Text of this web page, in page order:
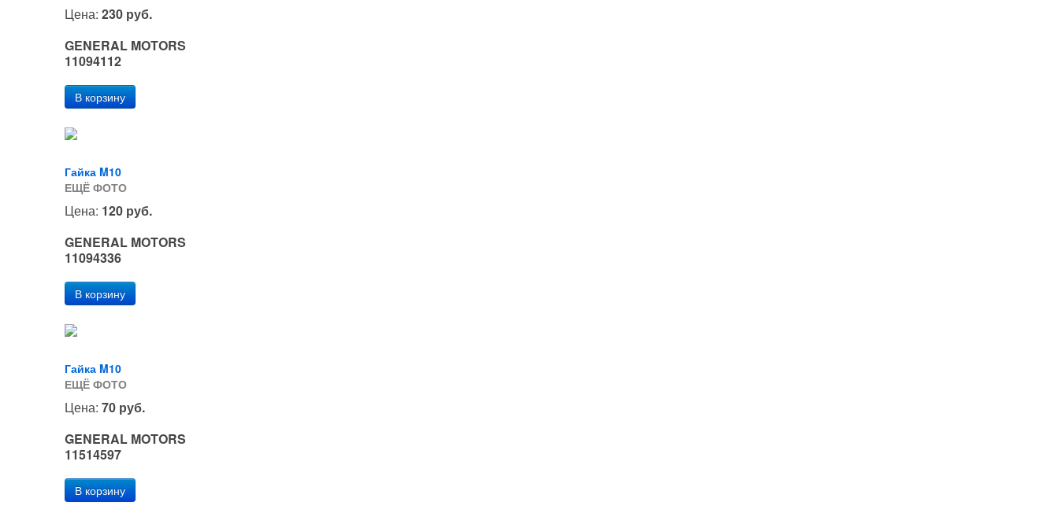
Цена: 230 руб.
GENERAL MOTORS
11094112
Гайка M10
ЕЩЁ ФОТО
Цена: 120 руб.
GENERAL MOTORS
11094336
Гайка M10
ЕЩЁ ФОТО
Цена: 70 руб.
GENERAL MOTORS
11514597